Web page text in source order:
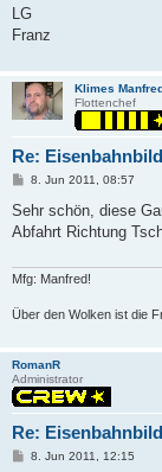
LG
Franz
Klimes
Flottenchef
Re:
P
s
8. Jun 2011, 08:57
Sehr schön, diese
Abfahrt Richtung
Mfg: Manfred!
Über den Wolken ist die
RomanR
Administrator
Re:
P8. Jun 2011, 12:15